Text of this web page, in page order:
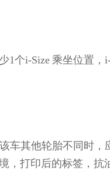
1个i-Size 乘坐位置，
车其他轮胎不同时
，打印后的标签，